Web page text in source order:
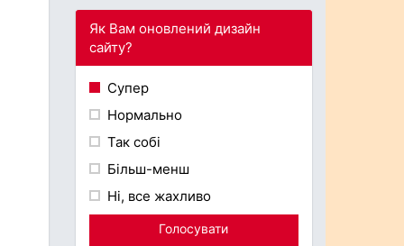
Як Вам оновлений дизайн
сайту?
Супер
Нормально
Так собі
Більш-менш
Ні, все жахливо
Голосувати